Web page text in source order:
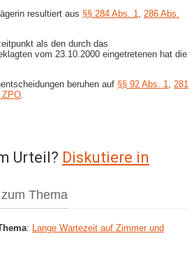
resultiert aus §§ 284 Abs. 1
286 Abs.
als den durch das
vom 23.10.2000 eingetretenen hat die
beruhen auf §§ 92 Abs. 1
281
ZPO
Urteil? Diskutiere in
Thema
: Lange Wartezeit auf Zimmer und